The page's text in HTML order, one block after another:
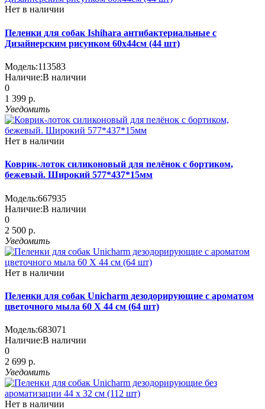
Нет в наличии
Пеленки для собак Ishihara антибактериальные с
Дизайнерским рисунком 60х44см (44 шт)
Модель:113583
Наличие:В наличии
0
1 399 р.
Уведомить
Нет в наличии
Коврик-лоток силиконовый для пелёнок с бортиком,
бежевый. Широкий 577*437*15мм
Модель:667935
Наличие:В наличии
0
2 500 р.
Уведомить
Нет в наличии
Пеленки для собак Unicharm дезодорирующие с ароматом
цветочного мыла 60 X 44 см (64 шт)
Модель:683071
Наличие:В наличии
0
2 699 р.
Уведомить
Нет в наличии